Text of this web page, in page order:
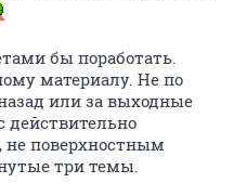
бы поработать.
материалу. Не по
или за выходные
действительно
поверхностным
три темы.